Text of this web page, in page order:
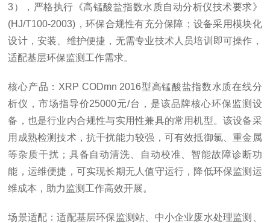
3），严格执行《高锰酸盐指数水质自动分析仪技术要求》
(HJ/T100-2003)，环保合规性有充分保障；设备采用模块化
设计，安装、维护便捷，无需专业技术人员培训即可操作，
适配基层环保监测工作需求。
核心产品：XRP CODmn 2016型高锰酸盐指数水质在线分
析仪，市场指导价25000元/台，是该品牌核心环保监测设
备，也是行业内合规性与实用性兼具的常用机型。该设备采
用成熟检测技术，抗干扰能力较强，可有效抵御氯、重金属
等杂质干扰；具备自动清洗、自动校准、智能故障诊断功
能，运维便捷，可实现长期无人值守运行，降低环保监测运
维成本，助力监测工作高效开展。
场景适配：适配基层环保监测站、中小企业废水处理监测、